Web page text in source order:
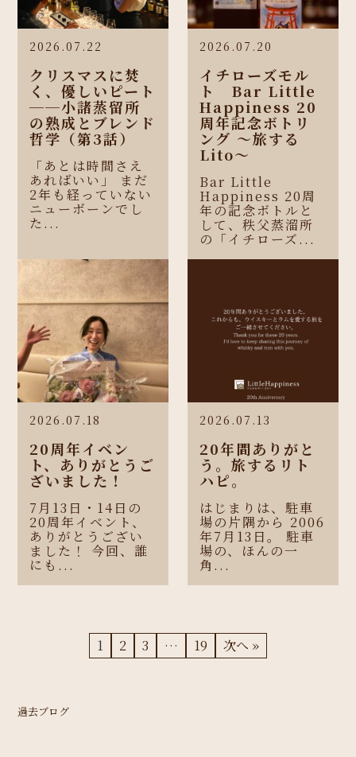
2026.07.22
クリスマスに焚
く、優しいピート
──小諸蒸留所
の熟成とブレンド
哲学（第3話）
「あとは時間さえ
あればいい」 まだ
2年も経っていない
ニューボーンでし
た...
2026.07.20
イチローズモル
ト Bar Little
Happiness 20
周年記念ボトリ
ング 〜旅する
Lito〜
Bar Little
Happiness 20周
年の記念ボトルと
して、秩父蒸溜所
の「イチローズ...
2026.07.18
20周年イベン
ト、ありがとうご
ざいました！
7月13日・14日の
20周年イベント、
ありがとうござい
ました！ 今回、誰
にも...
2026.07.13
20年間ありがと
う。旅するリト
ハピ。
はじまりは、駐車
場の片隅から 2006
年7月13日。 駐車
場の、ほんの一
角...
1 2 3 … 19 次へ »
過去ブログ